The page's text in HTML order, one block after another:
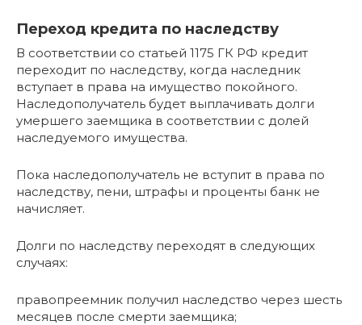
Переход кредита по наследству
В соответствии со статьей 1175 ГК РФ кредит
переходит по наследству, когда наследник
вступает в права на имущество покойного.
Наследополучатель будет выплачивать долги
умершего заемщика в соответствии с долей
наследуемого имущества.
Пока наследополучатель не вступит в права по
наследству, пени, штрафы и проценты банк не
начисляет.
Долги по наследству переходят в следующих
случаях:
правопреемник получил наследство через шесть
месяцев после смерти заемщика;